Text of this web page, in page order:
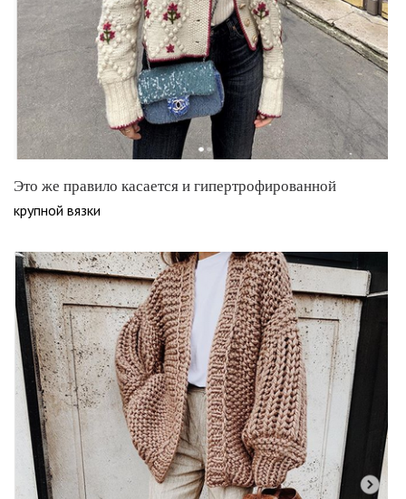
Это же правило касается и гипертрофированной
крупной вязки